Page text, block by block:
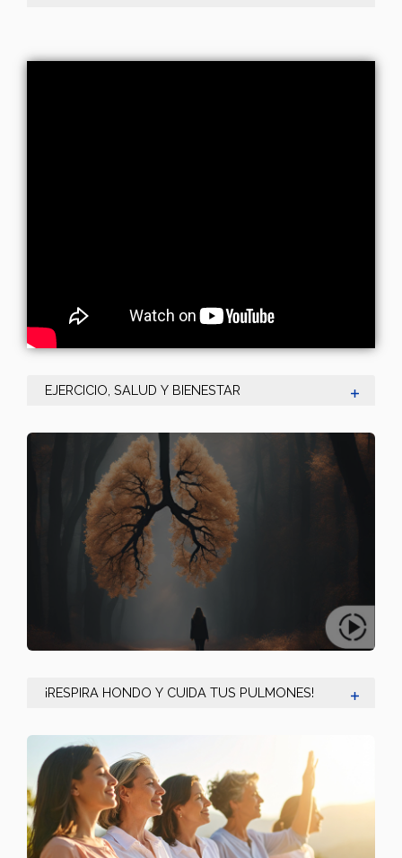
EJERCICIO, SALUD Y BIENESTAR
¡RESPIRA HONDO Y CUIDA TUS PULMONES!